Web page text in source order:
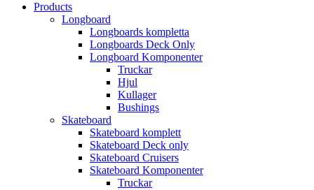
Products
Longboard
Longboards kompletta
Longboards Deck Only
Longboard Komponenter
Truckar
Hjul
Kullager
Bushings
Skateboard
Skateboard komplett
Skateboard Deck only
Skateboard Cruisers
Skateboard Komponenter
Truckar